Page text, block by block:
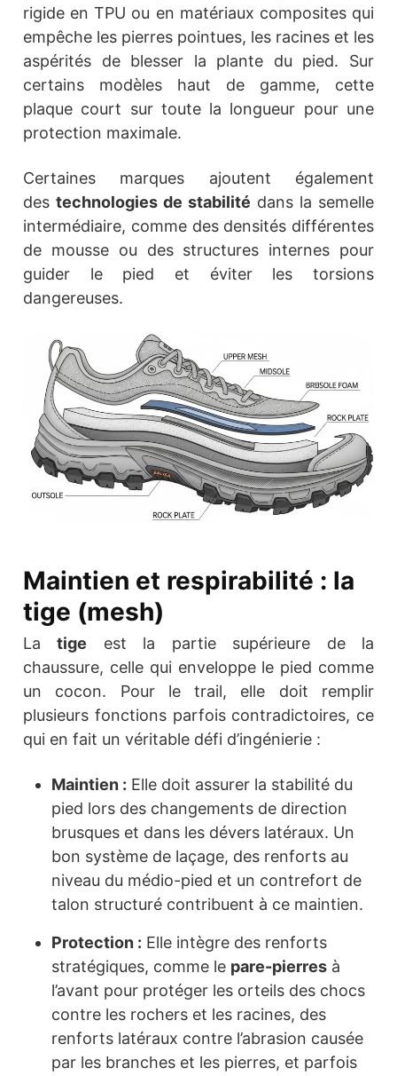
rigide en TPU ou en matériaux composites qui
empêche les pierres pointues, les racines et les
aspérités de blesser la plante du pied. Sur
certains modèles haut de gamme, cette
plaque court sur toute la longueur pour une
protection maximale.
Certaines marques ajoutent également
des technologies de stabilité dans la semelle
intermédiaire, comme des densités différentes
de mousse ou des structures internes pour
guider le pied et éviter les torsions
dangereuses.
Maintien et respirabilité : la
tige (mesh)
Latige est la partie supérieure de la
chaussure, celle qui enveloppe le pied comme
un cocon. Pour le trail, elle doit remplir
plusieurs fonctions parfois contradictoires, ce
qui en fait un véritable défi d’ingénierie :
Maintien : Elle doit assurer la stabilité du
pied lors des changements de direction
brusques et dans les dévers latéraux. Un
bon système de laçage, des renforts au
niveau du médio-pied et un contrefort de
talon structuré contribuent à ce maintien.
Protection : Elle intègre des renforts
stratégiques, comme le pare-pierres à
l’avant pour protéger les orteils des chocs
contre les rochers et les racines, des
renforts latéraux contre l’abrasion causée
par les branches et les pierres, et parfois